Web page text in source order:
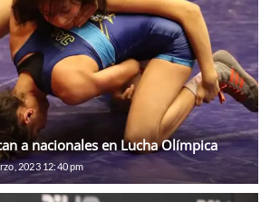
a nacionales en Lucha Olímpica
2023 12:40 pm